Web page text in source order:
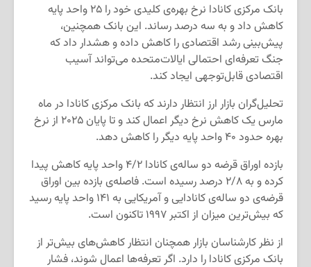
بانک مرکزی کانادا نرخ بهره‌ی کلیدی خود را ۲۵ واحد پایه
کاهش داد و به سه درصد رساند. این بانک همچنین،
پیش‌بینی رشد اقتصادی را کاهش داده و هشدار داد که
جنگ تعرفه‌ای احتمالی ایالات‌متحده می‌تواند آسیب
اقتصادی قابل‌توجهی ایجاد کند.
تحلیل‌گران بازار ارز انتظار دارند که بانک مرکزی کانادا در ماه
مارس یک کاهش نرخ دیگر اعمال کند و تا پایان ۲۰۲۵ از نرخ
بهره حدود ۴۰ واحد پایه دیگر را کاهش دهد.
بازده اوراق قرضه دو ساله‌ی کانادا ۴/۲ واحد پایه کاهش پیدا
کرده و به ۲/۸ درصد رسیده است. فاصله‌ی بازده بین اوراق
قرضه‌ی دو ساله‌ی کانادایی و آمریکایی به ۱۴۱ واحد پایه رسید
که بیش‌ترین میزان از اکتبر ۱۹۹۷ تاکنون است.
از نظر کارشناسان بازار همچنان انتظار کاهش‌های بیش‌تر از
بانک مرکزی کانادا را دارد. اگر تعرفه‌ها اعمال شوند، فشار